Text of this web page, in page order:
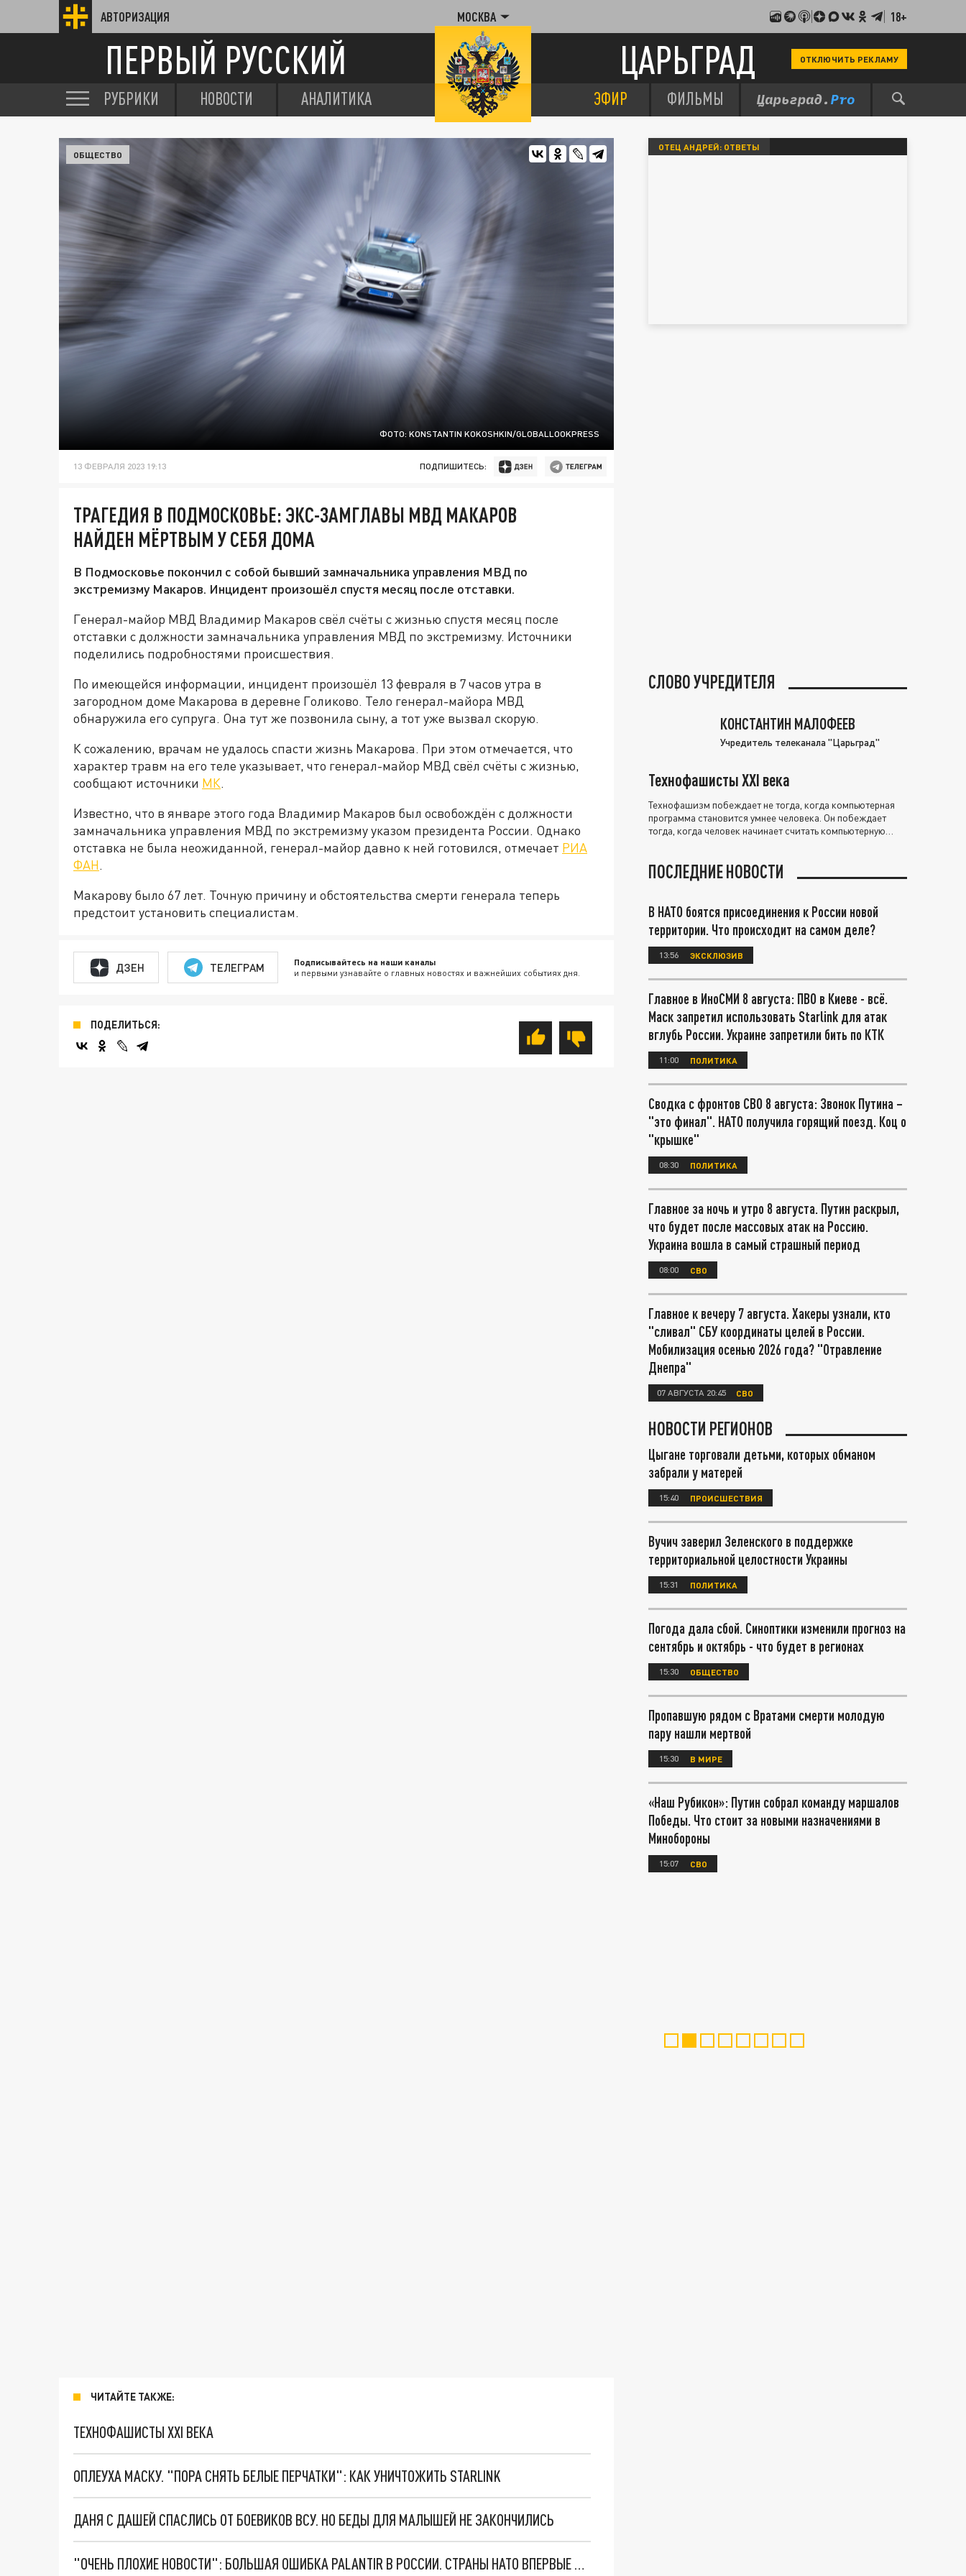
АВТОРИЗАЦИЯ МОСКВА 18+
ПЕРВЫЙ РУССКИЙ ЦАРЬГРАД ОТКЛЮЧИТЬ РЕКЛАМУ
РУБРИКИ НОВОСТИ АНАЛИТИКА ЭФИР ФИЛЬМЫ
ФОТО: KONSTANTIN KOKOSHKIN/GLOBALLOOKPRESS
ОБЩЕСТВО
13 ФЕВРАЛЯ 2023 19:13 ПОДПИШИТЕСЬ:
ТРАГЕДИЯ В ПОДМОСКОВЬЕ: ЭКС-ЗАМГЛАВЫ МВД МАКАРОВ
НАЙДЕН МЁРТВЫМ У СЕБЯ ДОМА
В Подмосковье покончил с собой бывший замначальника управления МВД по
экстремизму Макаров. Инцидент произошёл спустя месяц после отставки.
Генерал-майор МВД Владимир Макаров свёл счёты с жизнью спустя месяц после
отставки с должности замначальника управления МВД по экстремизму. Источники
поделились подробностями происшествия.
По имеющейся информации, инцидент произошёл 13 февраля в 7 часов утра в
загородном доме Макарова в деревне Голиково. Тело генерал-майора МВД
обнаружила его супруга. Она тут же позвонила сыну, а тот уже вызвал скорую.
К сожалению, врачам не удалось спасти жизнь Макарова. При этом отмечается, что
характер травм на его теле указывает, что генерал-майор МВД свёл счёты с жизнью,
сообщают источники МК.
Известно, что в январе этого года Владимир Макаров был освобождён с должности
замначальника управления МВД по экстремизму указом президента России. Однако
отставка не была неожиданной, генерал-майор давно к ней готовился, отмечает РИА
ФАН.
Макарову было 67 лет. Точную причину и обстоятельства смерти генерала теперь
предстоит установить специалистам.
ДЗЕН ТЕЛЕГРАМ Подписывайтесь на наши каналы
и первыми узнавайте о главных новостях и важнейших событиях дня.
ПОДЕЛИТЬСЯ:
ЧИТАЙТЕ ТАКЖЕ:
ТЕХНОФАШИСТЫ XXI ВЕКА
ОПЛЕУХА МАСКУ. "ПОРА СНЯТЬ БЕЛЫЕ ПЕРЧАТКИ": КАК УНИЧТОЖИТЬ STARLINK
ДАНЯ С ДАШЕЙ СПАСЛИСЬ ОТ БОЕВИКОВ ВСУ. НО БЕДЫ ДЛЯ МАЛЫШЕЙ НЕ ЗАКОНЧИЛИСЬ
"ОЧЕНЬ ПЛОХИЕ НОВОСТИ": БОЛЬШАЯ ОШИБКА PALANTIR В РОССИИ. СТРАНЫ НАТО ВПЕРВЫЕ ЗА СВО ОСТАНОВИЛИ ПОСТАВКИ ОРУЖИЯ. ВСУ ТЕРЯЮТ ПРИГРАНИЧЬЕ?
ОТЕЦ АНДРЕЙ: ОТВЕТЫ
СЛОВО УЧРЕДИТЕЛЯ
КОНСТАНТИН МАЛОФЕЕВ
Учредитель телеканала "Царьград"
Технофашисты XXI века
Технофашизм побеждает не тогда, когда компьютерная
программа становится умнее человека. Он побеждает
тогда, когда человек начинает считать компьютерную
ПОСЛЕДНИЕ НОВОСТИ
В НАТО боятся присоединения к России новой
территории. Что происходит на самом деле?
13:56 ЭКСКЛЮЗИВ
Главное в ИноСМИ 8 августа: ПВО в Киеве - всё.
Маск запретил использовать Starlink для атак
вглубь России. Украине запретили бить по КТК
11:00 ПОЛИТИКА
Сводка с фронтов СВО 8 августа: Звонок Путина –
"это финал". НАТО получила горящий поезд. Коц о
"крышке"
08:30 ПОЛИТИКА
Главное за ночь и утро 8 августа. Путин раскрыл,
что будет после массовых атак на Россию.
Украина вошла в самый страшный период
08:00 СВО
Главное к вечеру 7 августа. Хакеры узнали, кто
"сливал" СБУ координаты целей в России.
Мобилизация осенью 2026 года? "Отравление
Днепра"
07 АВГУСТА 20:45 СВО
НОВОСТИ РЕГИОНОВ
Цыгане торговали детьми, которых обманом
забрали у матерей
15:40 ПРОИСШЕСТВИЯ
Вучич заверил Зеленского в поддержке
территориальной целостности Украины
15:31 ПОЛИТИКА
Погода дала сбой. Синоптики изменили прогноз на
сентябрь и октябрь - что будет в регионах
15:30 ОБЩЕСТВО
Пропавшую рядом с Вратами смерти молодую
пару нашли мертвой
15:30 В МИРЕ
«Наш Рубикон»: Путин собрал команду маршалов
Победы. Что стоит за новыми назначениями в
Минобороны
15:07 СВО